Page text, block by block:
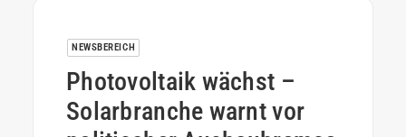
NEWSBEREICH
Photovoltaik wächst –
Solarbranche warnt vor